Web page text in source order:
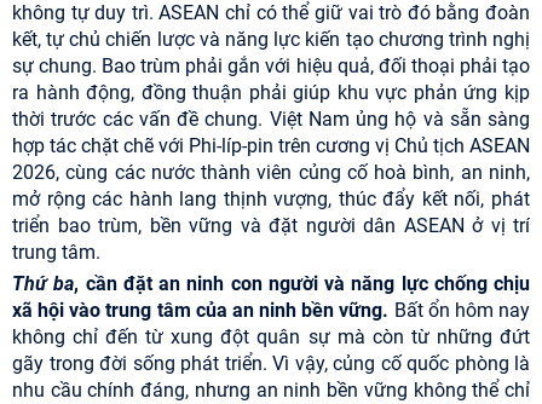
không tự duy trì. ASEAN chỉ có thể giữ vai trò đó bằng đoàn
kết, tự chủ chiến lược và năng lực kiến tạo chương trình nghị
sự chung. Bao trùm phải gắn với hiệu quả, đối thoại phải tạo
ra hành động, đồng thuận phải giúp khu vực phản ứng kịp
thời trước các vấn đề chung. Việt Nam ủng hộ và sẵn sàng
hợp tác chặt chẽ với Phi-líp-pin trên cương vị Chủ tịch ASEAN
2026, cùng các nước thành viên củng cố hoà bình, an ninh,
mở rộng các hành lang thịnh vượng, thúc đẩy kết nối, phát
triển bao trùm, bền vững và đặt người dân ASEAN ở vị trí
trung tâm.
Thứ ba, cần đặt an ninh con người và năng lực chống chịu
xã hội vào trung tâm của an ninh bền vững. Bất ổn hôm nay
không chỉ đến từ xung đột quân sự mà còn từ những đứt
gãy trong đời sống phát triển. Vì vậy, củng cố quốc phòng là
nhu cầu chính đáng, nhưng an ninh bền vững không thể chỉ